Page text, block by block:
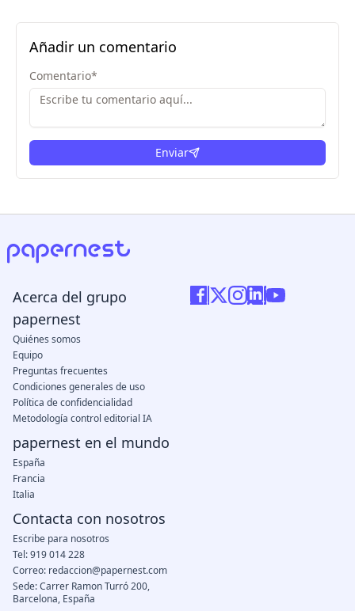
Añadir un comentario
Comentario*
Enviar
Acerca del grupo
papernest
Quiénes somos
Equipo
Preguntas frecuentes
Condiciones generales de uso
Política de confidencialidad
Metodología control editorial IA
papernest en el mundo
España
Francia
Italia
Contacta con nosotros
Escribe para nosotros
Tel: 919 014 228
Correo: redaccion@papernest.com
Sede: Carrer Ramon Turró 200,
Barcelona, España